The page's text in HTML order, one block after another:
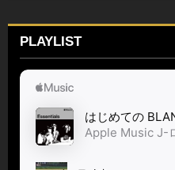
PLAYLIST